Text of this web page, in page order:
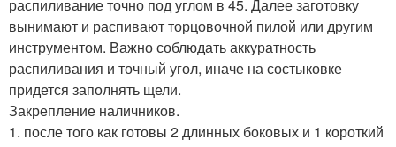
распиливание точно под углом в 45. Далее заготовку
вынимают и распивают торцовочной пилой или другим
инструментом. Важно соблюдать аккуратность
распиливания и точный угол, иначе на состыковке
придется заполнять щели.
Закрепление наличников.
1. после того как готовы 2 длинных боковых и 1 короткий